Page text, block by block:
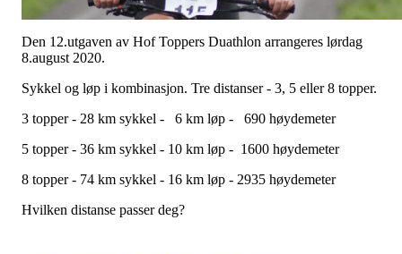
Den 12.utgaven av Hof Toppers Duathlon arrangeres lørdag
8.august 2020.
Sykkel og løp i kombinasjon. Tre distanser - 3, 5 eller 8 topper.
3 topper - 28 km sykkel - 6 km løp - 690 høydemeter
5 topper - 36 km sykkel - 10 km løp - 1600 høydemeter
8 topper - 74 km sykkel - 16 km løp - 2935 høydemeter
Hvilken distanse passer deg?